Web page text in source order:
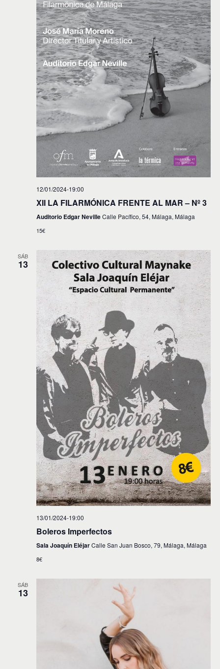
12/01/2024-19:00
XII LA FILARMÓNICA FRENTE AL MAR – Nº 3
Auditorio Edgar NevilleCalle Pacífico, 54, Málaga, Málaga
15€
SÁB
13
13/01/2024-19:00
Boleros Imperfectos
Sala Joaquín EléjarCalle San Juan Bosco, 79, Málaga, Málaga
8€
SÁB
13